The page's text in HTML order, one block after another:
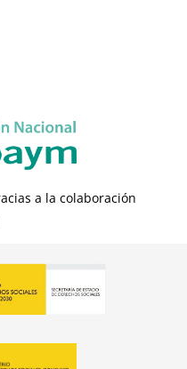
a la colaboración